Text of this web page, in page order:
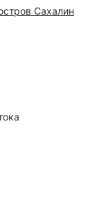
Сахалин